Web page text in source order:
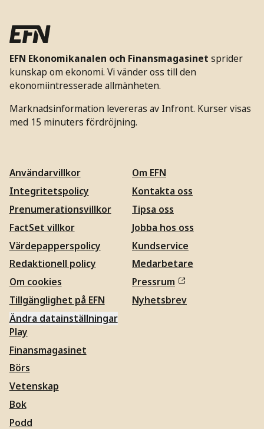
EFN Ekonomikanalen och Finansmagasinet sprider
kunskap om ekonomi. Vi vänder oss till den
ekonomiintresserade allmänheten.
Marknadsinformation levereras av Infront. Kurser visas
med 15 minuters fördröjning.
Användarvillkor
Integritetspolicy
Prenumerationsvillkor
FactSet villkor
Värdepapperspolicy
Redaktionell policy
Om cookies
Tillgänglighet på EFN
Ändra datainställningar
Om EFN
Kontakta oss
Tipsa oss
Jobba hos oss
Kundservice
Medarbetare
Pressrum
Nyhetsbrev
Play
Finansmagasinet
Börs
Vetenskap
Bok
Podd